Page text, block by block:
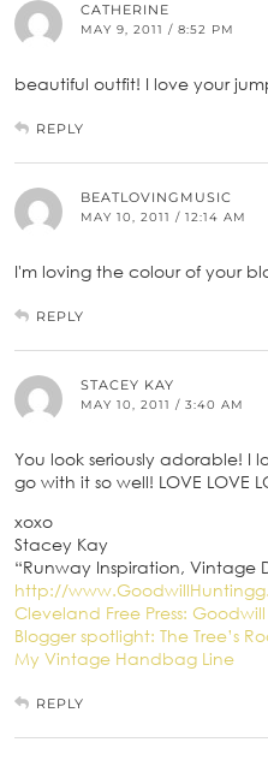
CATHERINE
MAY 9, 2011 / 8:52 PM
beautiful outfit! I love your
REPLY
BEATLOVINGMUSIC
MAY 10, 2011 / 12:14 AM
I'm loving the colour of your
REPLY
STACEY KAY
MAY 10, 2011 / 3:40 AM
You look seriously adorable! I
go with it so well! LOVE LOVE
xoxo
Stacey Kay
“Runway Inspiration, Vintage
http://
Cleveland Free Press:
Blogger spotlight: The Tree’s
My Vintage Handbag Line
REPLY